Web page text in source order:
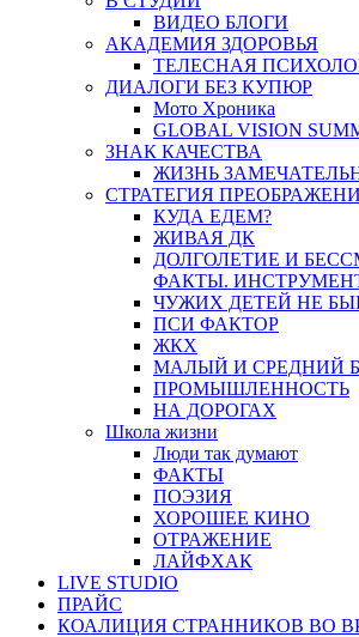
ВИДЕО БЛОГИ
АКАДЕМИЯ ЗДОРОВЬЯ
ТЕЛЕСНАЯ
ДИАЛОГИ БЕЗ КУПЮР
Мото Хроника
GLOBAL VISION
ЗНАК КАЧЕСТВА
ЖИЗНЬ
СТРАТЕГИЯ
КУДА ЕДЕМ?
ЖИВАЯ ДК
ДОЛГОЛЕТИЕ И
ФАКТЫ.
ЧУЖИХ ДЕТЕЙ НЕ
ПСИ ФАКТОР
ЖКХ
МАЛЫЙ И СРЕДНИЙ
ПРОМЫШЛЕННОСТЬ
НА ДОРОГАХ
Школа жизни
Люди так думают
ФАКТЫ
ПОЭЗИЯ
ХОРОШЕЕ КИНО
ОТРАЖЕНИЕ
ЛАЙФХАК
LIVE STUDIO
ПРАЙС
КОАЛИЦИЯ СТРАННИКОВ ВО